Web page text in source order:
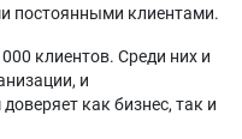
постоянными клиентами.
клиентов. Среди них и
и
как бизнес, так и